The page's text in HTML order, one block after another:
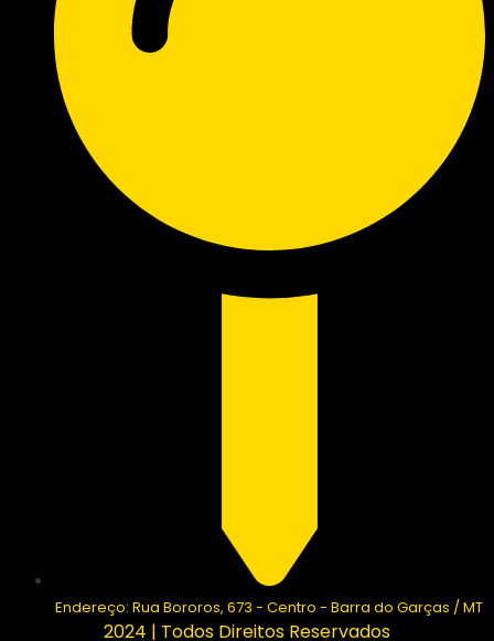
Endereço: Rua Bororos, 673 - Centro - Barra do Garças / MT
2024 | Todos Direitos Reservados